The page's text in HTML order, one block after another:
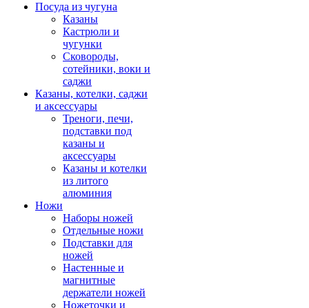
Посуда из чугуна
Казаны
Кастрюли и
чугунки
Сковороды,
сотейники, воки и
саджи
Казаны, котелки, саджи
и аксессуары
Треноги, печи,
подставки под
казаны и
аксессуары
Казаны и котелки
из литого
алюминия
Ножи
Наборы ножей
Отдельные ножи
Подставки для
ножей
Настенные и
магнитные
держатели ножей
Ножеточки и